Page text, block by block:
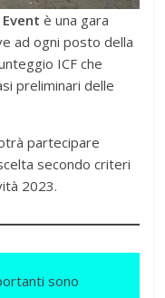
è una gara
ad ogni posto della
ICF che
preliminari delle
partecipare
secondo criteri
2023.
sono